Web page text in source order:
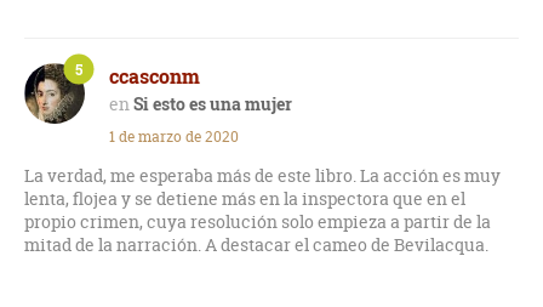
ccasconm
Si esto es una mujer
5
1 de marzo de 2020
La verdad, me esperaba más de este libro. La acción es muy
lenta, flojea y se detiene más en la inspectora que en el
propio crimen, cuya resolución solo empieza a partir de la
mitad de la narración. A destacar el cameo de Bevilacqua.